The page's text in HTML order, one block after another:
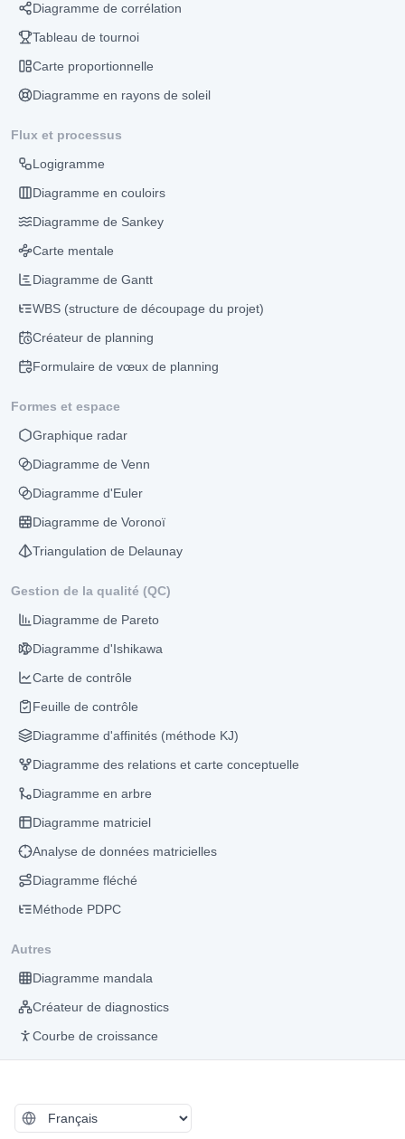
Diagramme de corrélation
Tableau de tournoi
Carte proportionnelle
Diagramme en rayons de soleil
Flux et processus
Logigramme
Diagramme en couloirs
Diagramme de Sankey
Carte mentale
Diagramme de Gantt
WBS (structure de découpage du projet)
Créateur de planning
Formulaire de vœux de planning
Formes et espace
Graphique radar
Diagramme de Venn
Diagramme d'Euler
Diagramme de Voronoï
Triangulation de Delaunay
Gestion de la qualité (QC)
Diagramme de Pareto
Diagramme d'Ishikawa
Carte de contrôle
Feuille de contrôle
Diagramme d'affinités (méthode KJ)
Diagramme des relations et carte conceptuelle
Diagramme en arbre
Diagramme matriciel
Analyse de données matricielles
Diagramme fléché
Méthode PDPC
Autres
Diagramme mandala
Créateur de diagnostics
Courbe de croissance